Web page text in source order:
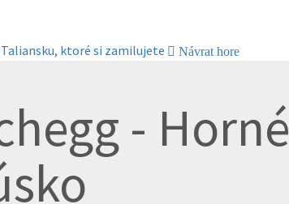
Taliansku, ktoré si zamilujete Návrat hore
- Horné